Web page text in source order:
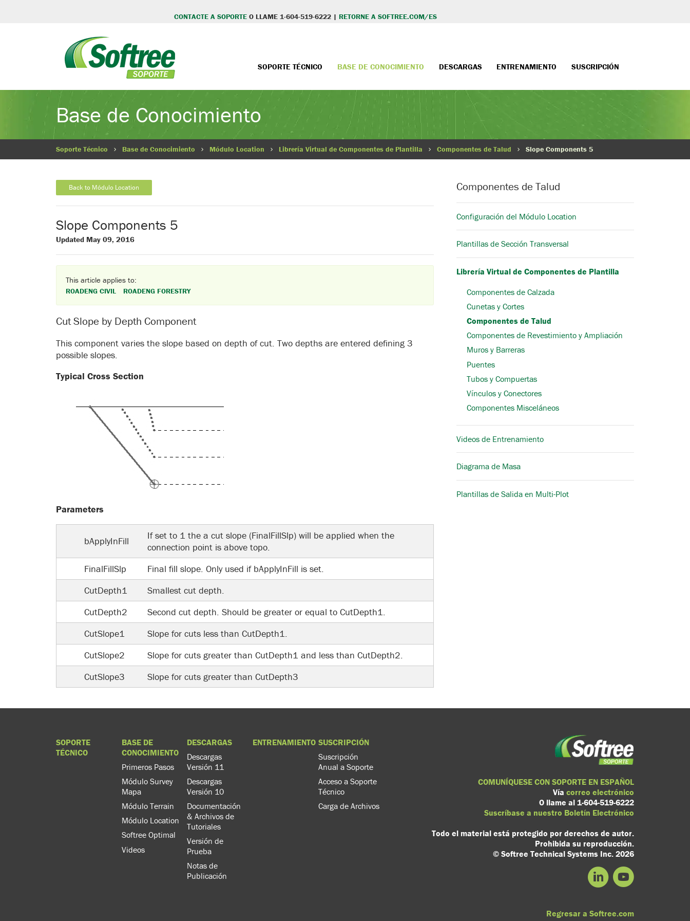
CONTACTE A SOPORTEO LLAME 1-604-519-6222 | RETORNE A SOFTREE.COM/ES
SOPORTE TÉCNICO BASE DE CONOCIMIENTO DESCARGAS ENTRENAMIENTO SUSCRIPCIÓN
Base de Conocimiento
Soporte Técnico Base de Conocimiento Módulo Location Librería Virtual de Componentes de Plantilla Componentes de Talud Slope Components 5
Back to Módulo Location
Slope Components 5
Updated May 09, 2016
This article applies to:
ROADENG CIVIL ROADENG FORESTRY
Cut Slope by Depth Component
This component varies the slope based on depth of cut. Two depths are entered defining 3
possible slopes.
Typical Cross Section
Parameters
bApplyInFill
If set to 1 the a cut slope (FinalFillSlp) will be applied when the
connection point is above topo.
FinalFillSlp
Final fill slope. Only used if bApplyInFill is set.
CutDepth1
Smallest cut depth.
CutDepth2
Second cut depth. Should be greater or equal to CutDepth1.
CutSlope1
Slope for cuts less than CutDepth1.
CutSlope2
Slope for cuts greater than CutDepth1 and less than CutDepth2.
CutSlope3
Slope for cuts greater than CutDepth3
Componentes de Talud
Configuración del Módulo Location
Plantillas de Sección Transversal
Librería Virtual de Componentes de Plantilla
Componentes de Calzada
Cunetas y Cortes
Componentes de Talud
Componentes de Revestimiento y Ampliación
Muros y Barreras
Puentes
Tubos y Compuertas
Vínculos y Conectores
Componentes Misceláneos
Videos de Entrenamiento
Diagrama de Masa
Plantillas de Salida en Multi-Plot
SOPORTE
TÉCNICO
BASE DE
CONOCIMIENTO
Primeros Pasos
Módulo Survey
Mapa
Módulo Terrain
Módulo Location
Softree Optimal
Videos
DESCARGAS
Descargas
Versión 11
Descargas
Versión 10
Documentación
& Archivos de
Tutoriales
Versión de
Prueba
Notas de
Publicación
ENTRENAMIENTO SUSCRIPCIÓN
Suscripción
Anual a Soporte
Acceso a Soporte
Técnico
Carga de Archivos
COMUNÍQUESE CON SOPORTE EN ESPAÑOL
Vía correo electrónico
O llame al 1-604-519-6222
Suscríbase a nuestro Boletín Electrónico
Todo el material está protegido por derechos de autor.
Prohibida su reproducción.
© Softree Technical Systems Inc. 2026
Regresar a Softree.com